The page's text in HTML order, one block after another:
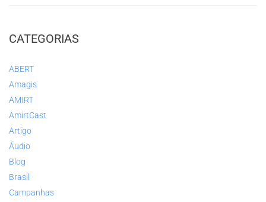
CATEGORIAS
ABERT
Amagis
AMIRT
AmirtCast
Artigo
Áudio
Blog
Brasil
Campanhas